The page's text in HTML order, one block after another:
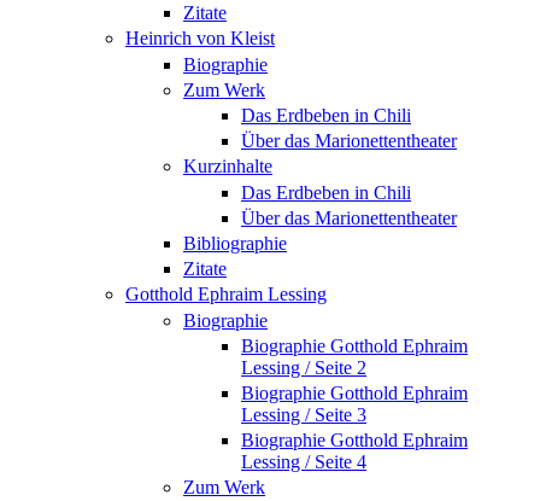
Zitate
Heinrich von Kleist
Biographie
Zum Werk
Das Erdbeben in Chili
Über das Marionettentheater
Kurzinhalte
Das Erdbeben in Chili
Über das Marionettentheater
Bibliographie
Zitate
Gotthold Ephraim Lessing
Biographie
Biographie Gotthold Ephraim
Lessing / Seite 2
Biographie Gotthold Ephraim
Lessing / Seite 3
Biographie Gotthold Ephraim
Lessing / Seite 4
Zum Werk